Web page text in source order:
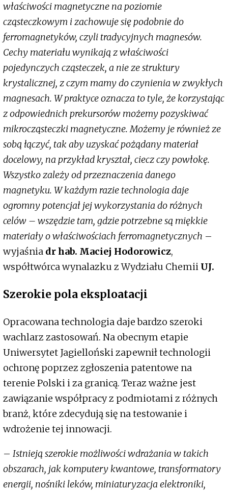
właściwości magnetyczne na poziomie
cząsteczkowym i zachowuje się podobnie do
ferromagnetyków, czyli tradycyjnych magnesów.
Cechy materiału wynikają z właściwości
pojedynczych cząsteczek, a nie ze struktury
krystalicznej, z czym mamy do czynienia w zwykłych
magnesach. W praktyce oznacza to tyle, że korzystając
z odpowiednich prekursorów możemy pozyskiwać
mikrocząsteczki magnetyczne. Możemy je również ze
sobą łączyć, tak aby uzyskać pożądany materiał
docelowy, na przykład kryształ, ciecz czy powłokę.
Wszystko zależy od przeznaczenia danego
magnetyku. W każdym razie technologia daje
ogromny potencjał jej wykorzystania do różnych
celów – wszędzie tam, gdzie potrzebne są miękkie
materiały o właściwościach ferromagnetycznych –
wyjaśnia dr hab. Maciej Hodorowicz,
współtwórca wynalazku z Wydziału Chemii UJ.
Szerokie pola eksploatacji
Opracowana technologia daje bardzo szeroki
wachlarz zastosowań. Na obecnym etapie
Uniwersytet Jagielloński zapewnił technologii
ochronę poprzez zgłoszenia patentowe na
terenie Polski i za granicą. Teraz ważne jest
zawiązanie współpracy z podmiotami z różnych
branż, które zdecydują się na testowanie i
wdrożenie tej innowacji.
– Istnieją szerokie możliwości wdrażania w takich
obszarach, jak komputery kwantowe, transformatory
energii, nośniki leków, miniaturyzacja elektroniki,